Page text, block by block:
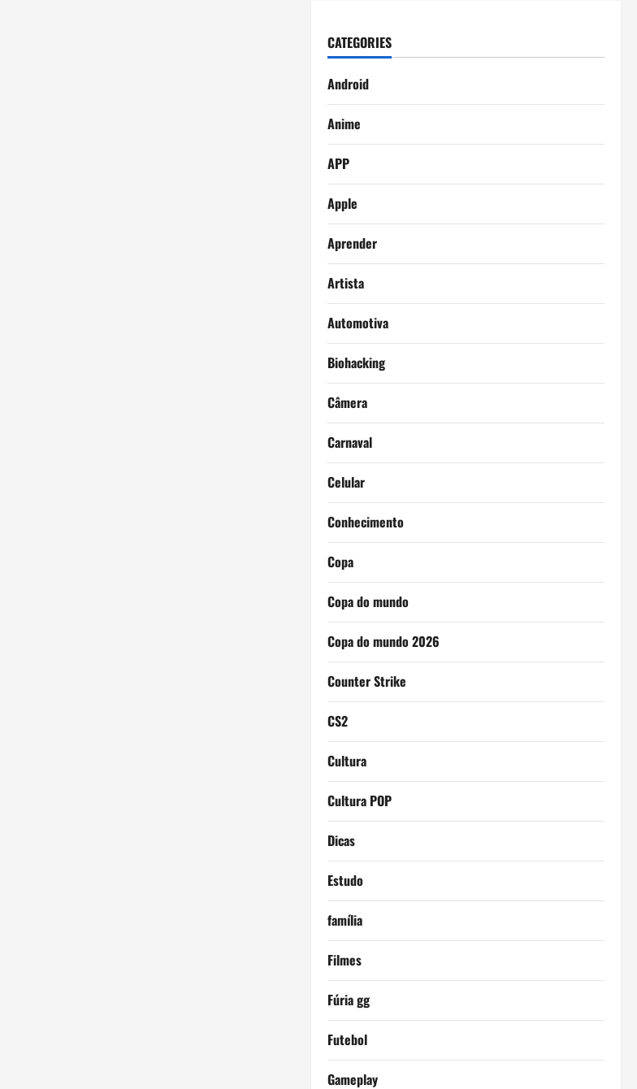
CATEGORIES
Android
Anime
APP
Apple
Aprender
Artista
Automotiva
Biohacking
Câmera
Carnaval
Celular
Conhecimento
Copa
Copa do mundo
Copa do mundo 2026
Counter Strike
CS2
Cultura
Cultura POP
Dicas
Estudo
família
Filmes
Fúria gg
Futebol
Gameplay